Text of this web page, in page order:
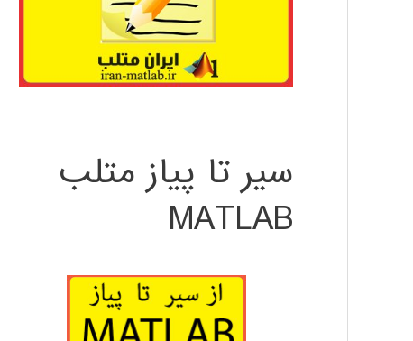
سیر تا پیاز متلب
MATLAB